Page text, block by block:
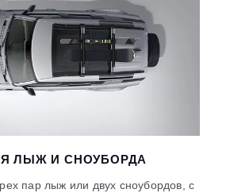
ЛЫЖ И СНОУБОРДА
пар лыж или двух сноубордов, с